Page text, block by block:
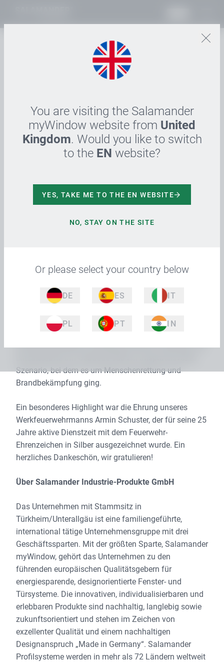
You are visiting the Salamander
myWindow website from United
Kingdom. Would you like to switch
to the EN website?
YES, TAKE ME TO THE EN WEBSITE
NO, STAY ON THE SITE
Or please select your country below
DE ES IT
PL PT IN
Neues von der
Werksfeuerwehr
Türkheim, August 2024: Die Werkfeuerwehr
Salamander freut sich, sieben Anwärterinnen in
ihren Reihen willkommen zu heißen, die kürzlich
Ausbildung (MTA) abgeschlossen haben. Erstmals
wurde die Ausbildung eigenständig organisiert,
unterstützt von externen Referenten sowie den
Feuerwehren Türkheim und Bad Wörishofen. In über
Erste Hilfe. #wirsindstolzaufeuch!
Ende Juni stand die Halbjahres-Hauptübung unserer
mit den Feuerwehren aus Türkheim und Irsingen
durchgeführt wurde. Unter den wachsamen Augen von
Kreisbrandinspektor Wolfgang Heimpel meisterten die
Szenario, bei dem es um Menschenrettung und
Brandbekämpfung ging.
Ein besonderes Highlight war die Ehrung unseres
Werkfeuerwehrmanns Armin Schuster, der für seine 25
Jahre aktive Dienstzeit mit dem Feuerwehr-
Ehrenzeichen in Silber ausgezeichnet wurde. Ein
herzliches Dankeschön, wir gratulieren!
Über Salamander Industrie-Produkte GmbH
Das Unternehmen mit Stammsitz in
Türkheim/Unterallgäu ist eine familiengeführte,
international tätige Unternehmensgruppe mit drei
Geschäftssparten. Mit der größten Sparte, Salamander
myWindow, gehört das Unternehmen zu den
führenden europäischen Qualitätsgebern für
energiesparende, designorientierte Fenster- und
Türsysteme. Die innovativen, individualisierbaren und
erlebbaren Produkte sind nachhaltig, langlebig sowie
zukunftsorientiert und stehen im Zeichen von
exzellenter Qualität und einem nachhaltigen
Designanspruch „Made in Germany“. Salamander
Profilsysteme werden in mehr als 72 Ländern weltweit